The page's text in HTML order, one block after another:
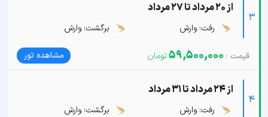
3
از 20 مرداد تا 27 مرداد
رفت: وارش برگشت: وارش
59,500,000 مشاهده تور
4
از 24 مرداد تا 31 مرداد
رفت: وارش برگشت: وارش